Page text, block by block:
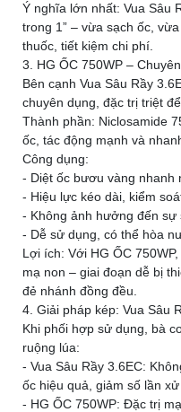
Ý nghĩa lớn nhất: Vua Sâu
trong 1” – vừa sạch ốc,
thuốc, tiết kiệm chi phí.
3. HG ỐC 750WP –
Bên cạnh Vua Sâu Rầy
chuyên dụng, đặc trị triệt
Thành phần: Niclosamide
ốc, tác động mạnh và
Công dụng:
- Diệt ốc bươu vàng nhanh
- Hiệu lực kéo dài, kiểm
- Không ảnh hưởng đến sự
- Dễ sử dụng, có thể hòa
Lợi ích: Với HG ỐC
mạ non – giai đoạn dễ bị
đẻ nhánh đồng đều.
4. Giải pháp kép: Vua Sâu
Khi phối hợp sử dụng, bà
ruộng lúa:
- Vua Sâu Rầy 3.6EC:
ốc hiệu quả, giảm số lần
- HG ỐC 750WP: Đặc trị